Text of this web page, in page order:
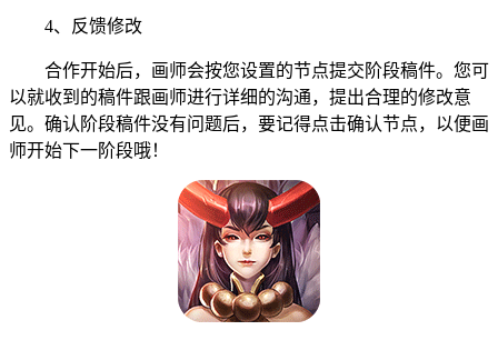
4、反馈修改
合作开始后，画师会按您设置的节点提交阶段稿件。您可
以就收到的稿件跟画师进行详细的沟通，提出合理的修改意
见。确认阶段稿件没有问题后，要记得点击确认节点，以便画
师开始下一阶段哦！